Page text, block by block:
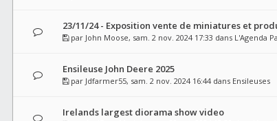
23/11/24 - Exposition vente de miniatures et
par John Moose, sam. 2 nov. 2024 17:33 dans L'Agenda
Ensileuse John Deere 2025
par Jdfarmer55, sam. 2 nov. 2024 16:44 dans Ensileuses
Irelands largest diorama show video